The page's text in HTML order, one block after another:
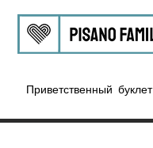
Приветственный буклет